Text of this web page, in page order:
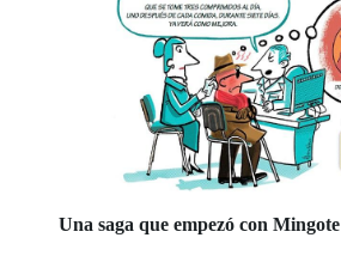
Una saga que empezó con Mingote